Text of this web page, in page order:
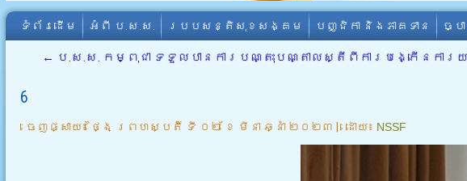
ទំព័រដើម អំពី​ ប.ស.ស. របបសន្តិសុខសង្គម បញ្ជិកា និងភាគទាន ច្ប
← ប.ស.ស. កម្ពុជា ទទួលបានការបណ្តុះបណ្តាលស្តីពីការបង្កើនកា
6
ចេញផ្សាយ៖ ថ្ងៃ ព្រហស្បតិ៍ ទី ០២ ខែ មីនា ឆ្នាំ ២០២៣ | ដោយ៖ NSSF